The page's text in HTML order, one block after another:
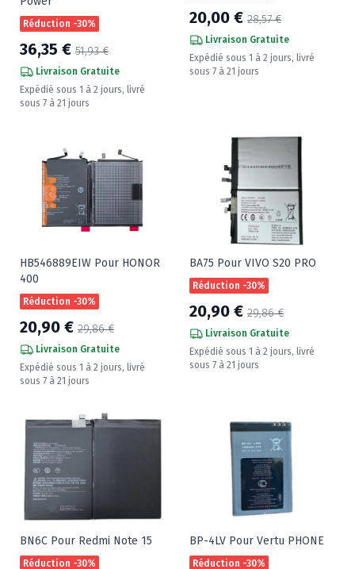
Réduction -30%
36,35 € 51,93 €
Livraison Gratuite
Expédié sous 1 à 2 jours, livré
sous 7 à 21 jours
20,00 € 28,57 €
Livraison Gratuite
Expédié sous 1 à 2 jours, livré
sous 7 à 21 jours
HB546889EIW Pour HONOR
400
Réduction -30%
20,90 € 29,86 €
Livraison Gratuite
Expédié sous 1 à 2 jours, livré
sous 7 à 21 jours
BA75 Pour VIVO S20 PRO
Réduction -30%
20,90 € 29,86 €
Livraison Gratuite
Expédié sous 1 à 2 jours, livré
sous 7 à 21 jours
BN6C Pour Redmi Note 15
Réduction -30%
BP-4LV Pour Vertu PHONE
Réduction -30%